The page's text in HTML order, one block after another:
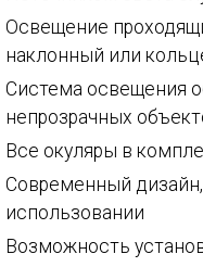
Освещение
наклонный или
Система освещения
непрозрачных
Все окуляры в
Современный
использовании
Возможность